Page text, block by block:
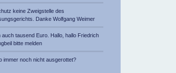
keine Zweigstelle des
Danke Wolfgang Weimer
auch tausend Euro. Hallo, hallo Friedrich
bitte melden
immer noch nicht ausgerottet?